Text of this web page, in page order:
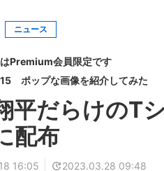
ニュース
Premium会員限定です
ポップな画像を紹介してみた
平だらけのT
配布
16:05
2023.03.28 09:48